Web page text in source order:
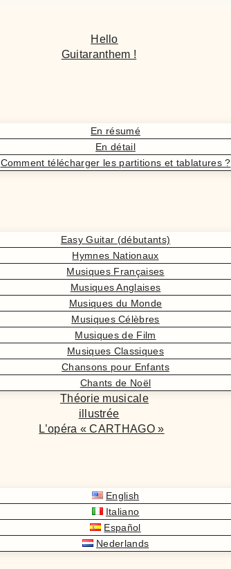
Hello
Guitaranthem !
En résumé
En détail
Comment télécharger les partitions et tablatures ?
Easy Guitar (débutants)
Hymnes Nationaux
Musiques Françaises
Musiques Anglaises
Musiques du Monde
Musiques Célèbres
Musiques de Film
Musiques Classiques
Chansons pour Enfants
Chants de Noël
Théorie musicale
illustrée
L’opéra « CARTHAGO »
English
Italiano
Español
Nederlands